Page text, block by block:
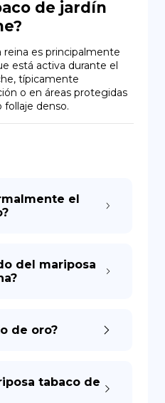
FR
de jardín
reina es principalmente
está activa durante el
típicamente
o en áreas protegidas
follaje denso.
el
del mariposa
de oro?
tabaco de